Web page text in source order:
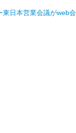
日本営業会議がweb